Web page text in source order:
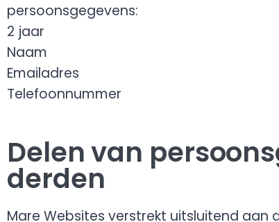
persoonsgegevens:
2 jaar
Naam
Emailadres
Telefoonnummer
Delen van
derden
Mare Websites verstrekt uitsluitend aan